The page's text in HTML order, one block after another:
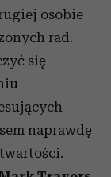
osobie
rad.
się
naprawdę